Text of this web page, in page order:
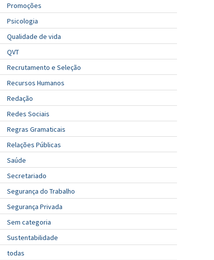
Promoções
Psicologia
Qualidade de vida
QVT
Recrutamento e Seleção
Recursos Humanos
Redação
Redes Sociais
Regras Gramaticais
Relações Públicas
Saúde
Secretariado
Segurança do Trabalho
Segurança Privada
Sem categoria
Sustentabilidade
todas